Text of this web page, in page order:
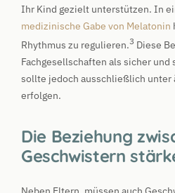
Ihr Kind gezielt unterstützen. In
medizinische Gabe von Melatonin
Rhythmus zu regulieren.3 Diese
Fachgesellschaften als sicher
sollte jedoch ausschließlich
erfolgen.
Die Beziehung
Geschwistern